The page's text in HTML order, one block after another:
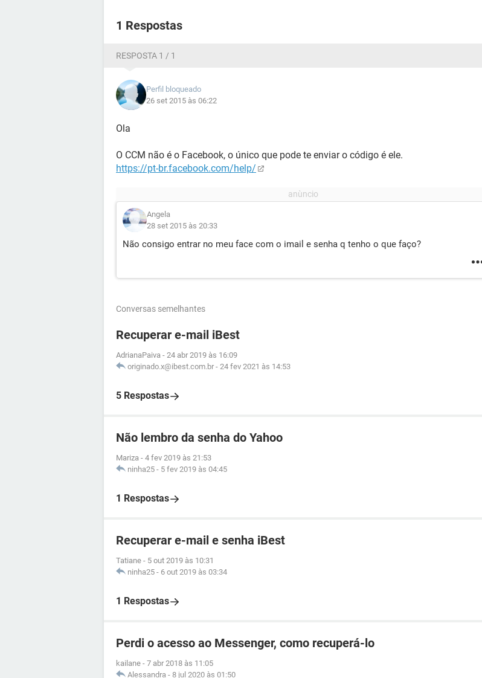
1 Respostas
RESPOSTA 1 / 1
Perfil bloqueado
26 set 2015 às 06:22
Ola
O CCM não é o Facebook, o único que pode te enviar o código é ele.
https://pt-br.facebook.com/help/
Angela
28 set 2015 às 20:33
Não consigo entrar no meu face com o imail e senha q tenho o que faço?
Conversas semelhantes
Recuperar e-mail iBest
AdrianaPaiva - 24 abr 2019 às 16:09
originado.x@ibest.com.br - 24 fev 2021 às 14:53
5 Respostas
Não lembro da senha do Yahoo
Mariza - 4 fev 2019 às 21:53
ninha25 - 5 fev 2019 às 04:45
1 Respostas
Recuperar e-mail e senha iBest
Tatiane - 5 out 2019 às 10:31
ninha25 - 6 out 2019 às 03:34
1 Respostas
Perdi o acesso ao Messenger, como recuperá-lo
kailane - 7 abr 2018 às 11:05
Alessandra - 8 jul 2020 às 01:50